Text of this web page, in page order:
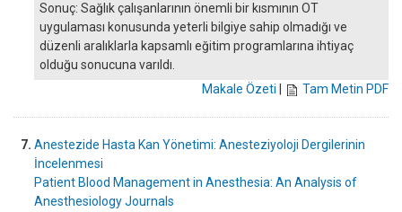
Sonuç: Sağlık çalışanlarının önemli bir kısmının OT
uygulaması konusunda yeterli bilgiye sahip olmadığı ve
düzenli aralıklarla kapsamlı eğitim programlarına ihtiyaç
olduğu sonucuna varıldı.
Makale Özeti
Tam Metin PDF
7. Anestezide Hasta Kan Yönetimi: Anesteziyoloji Dergilerinin
İncelenmesi
Patient Blood Management in Anesthesia: An Analysis of
Anesthesiology Journals